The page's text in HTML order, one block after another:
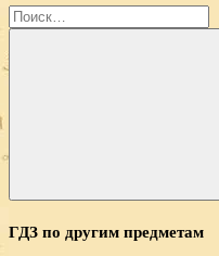
Найти:
Поиск
ГДЗ по другим предметам